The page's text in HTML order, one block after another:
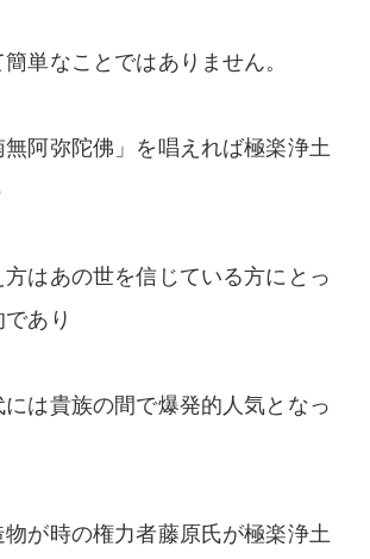
単なことではありません。
阿弥陀佛」を唱えれば極楽浄土
はあの世を信じている方にとっ
あり
は貴族の間で爆発的人気となっ
が時の権力者藤原氏が極楽浄土